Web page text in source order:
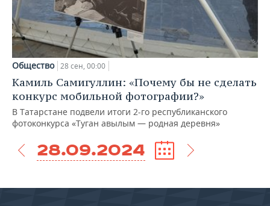
Общество 28 сен, 00:00
Камиль Самигуллин: «Почему бы не сделать
конкурс мобильной фотографии?»
В Татарстане подвели итоги 2-го республиканского
фотоконкурса «Туган авылым — родная деревня»
28.09.2024